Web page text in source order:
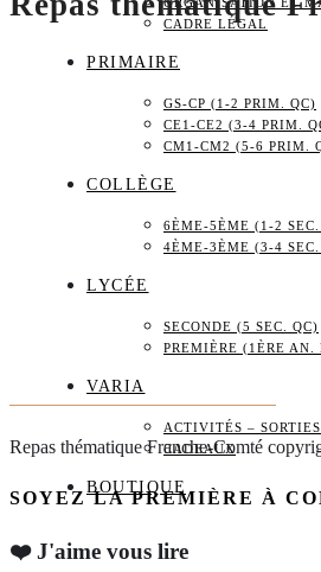
CADRE LÉGAL
PRIMAIRE
GS-CP (1-2 PRIM. QC)
CE1-CE2 (3-4 PRIM.
CM1-CM2 (5-6 PRIM.
COLLÈGE
6ÈME-5ÈME (1-2 SEC.
4ÈME-3ÈME (3-4 SEC.
LYCÉE
SECONDE (5 SEC. QC)
PREMIÈRE (1ÈRE AN.
VARIA
ACTIVITÉS – SORTIES
CADEAUX
BOUTIQUE
Repas thématique Franche-Comté
SOYEZ LA PREMIÈRE À
❤️ J'aime vous lire